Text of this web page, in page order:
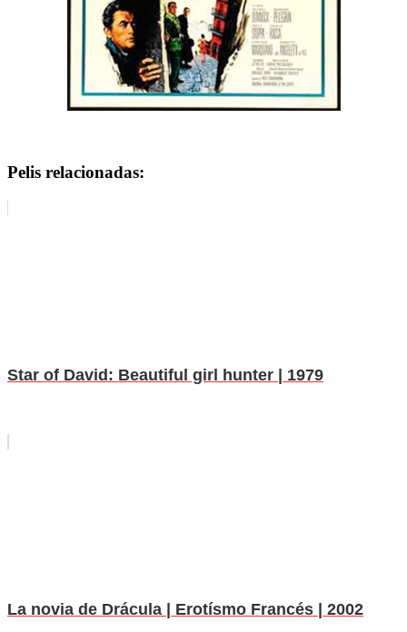
Pelis relacionadas:
Star of David: Beautiful girl hunter | 1979
La novia de Drácula | Erotísmo Francés | 2002